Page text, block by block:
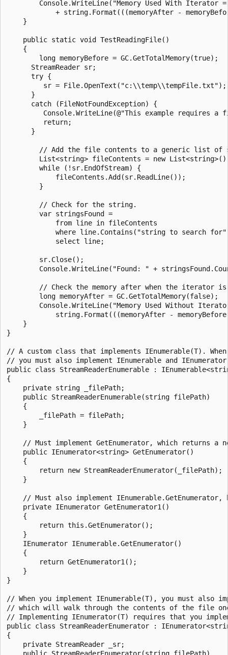
Console.WriteLine("Memory Used With Iterator =
+ string.Format(((memoryAfter -
    }
    public static void TestReadingFile()
    {
        long memoryBefore = GC.GetTotalMemory(true);
      StreamReader sr;
      try {
         sr = File.OpenText("c:\\temp\\tempFile.txt");
      }
      catch (FileNotFoundException) {
Console.WriteLine(@"This example requires a
         return;
      }
// Add the file contents to a generic list of
List<string> fileContents = new
        while (!sr.EndOfStream) {
            fileContents.Add(sr.ReadLine());
        }
        // Check for the string.
        var stringsFound =
            from line in fileContents
where line.Contains("string to search
            select line;
        sr.Close();
Console.WriteLine("Found: " +
// Check the memory after when the iterator
        long memoryAfter = GC.GetTotalMemory(false);
Console.WriteLine("Memory Used Without
string.Format(((memoryAfter -
    }
}
// A custom class that implements IEnumerable(T).
// you must also implement IEnumerable and
public class StreamReaderEnumerable :
{
    private string _filePath;
    public StreamReaderEnumerable(string filePath)
    {
        _filePath = filePath;
    }
// Must implement GetEnumerator, which returns a
    public IEnumerator<string> GetEnumerator()
    {
        return new StreamReaderEnumerator(_filePath);
    }
// Must also implement IEnumerable.GetEnumerator,
    private IEnumerator GetEnumerator1()
    {
        return this.GetEnumerator();
    }
    IEnumerator IEnumerable.GetEnumerator()
    {
        return GetEnumerator1();
    }
}
// When you implement IEnumerable(T), you must also
// which will walk through the contents of the file
// Implementing IEnumerator(T) requires that you
public class StreamReaderEnumerator :
{
    private StreamReader _sr;
    public StreamReaderEnumerator(string filePath)